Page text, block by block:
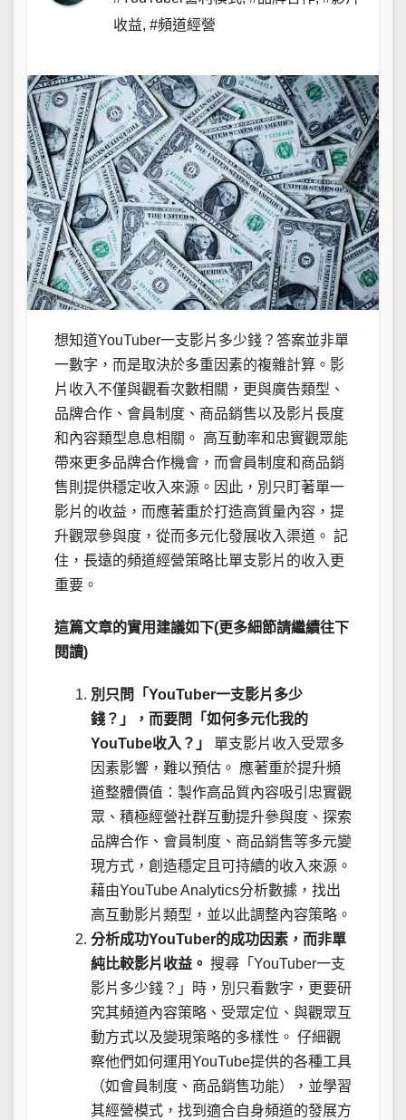
收益, #頻道經營
想知道YouTuber一支影片多少錢？答案並非單
一數字，而是取決於多重因素的複雜計算。影
片收入不僅與觀看次數相關，更與廣告類型、
品牌合作、會員制度、商品銷售以及影片長度
和內容類型息息相關。 高互動率和忠實觀眾能
帶來更多品牌合作機會，而會員制度和商品銷
售則提供穩定收入來源。因此，別只盯著單一
影片的收益，而應著重於打造高質量內容，提
升觀眾參與度，從而多元化發展收入渠道。 記
住，長遠的頻道經營策略比單支影片的收入更
重要。
這篇文章的實用建議如下(更多細節請繼續往下
閱讀)
別只問「YouTuber一支影片多少
錢？」，而要問「如何多元化我的
YouTube收入？」
單支影片收入受眾多
因素影響，難以預估。 應著重於提升頻
道整體價值：製作高品質內容吸引忠實觀
眾、積極經營社群互動提升參與度、探索
品牌合作、會員制度、商品銷售等多元變
現方式，創造穩定且可持續的收入來源。
藉由YouTube Analytics分析數據，找出
高互動影片類型，並以此調整內容策略。
分析成功YouTuber的成功因素，而非單
純比較影片收益。 搜尋「YouTuber一支
影片多少錢？」時，別只看數字，更要研
究其頻道內容策略、受眾定位、與觀眾互
動方式以及變現策略的多樣性。 仔細觀
察他們如何運用YouTube提供的各種工具
（如會員制度、商品銷售功能），並學習
其經營模式，找到適合自身頻道的發展方